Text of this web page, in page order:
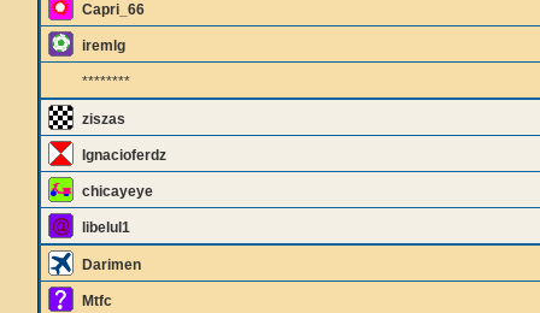
Capri_66
iremlg
********
ziszas
Ignacioferdz
chicayeye
libelul1
Darimen
Mtfc